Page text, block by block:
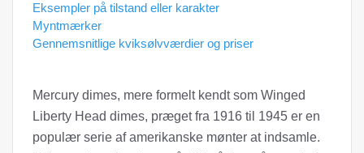
Eksempler på tilstand eller karakter
Myntmærker
Gennemsnitlige kviksølvværdier og priser
Mercury dimes, mere formelt kendt som Winged
Liberty Head dimes, præget fra 1916 til 1945 er en
populær serie af amerikanske mønter at indsamle.